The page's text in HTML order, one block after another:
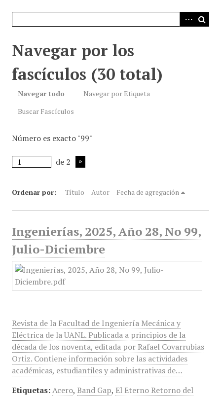
Navegar por los
fascículos (30 total)
Navegar todo
Navegar por Etiqueta
Buscar Fascículos
Número es exacto "99"
de 2
Ordenar por: Título Autor Fecha de agregación
Ingenierías, 2025, Año 28, No 99,
Julio-Diciembre
Revista de la Facultad de Ingeniería Mecánica y
Eléctrica de la UANL. Publicada a principios de la
década de los noventa, editada por Rafael Covarrubias
Ortiz. Contiene información sobre las actividades
académicas, estudiantiles y administrativas de…
Etiquetas: Acero, Band Gap, El Eterno Retorno del